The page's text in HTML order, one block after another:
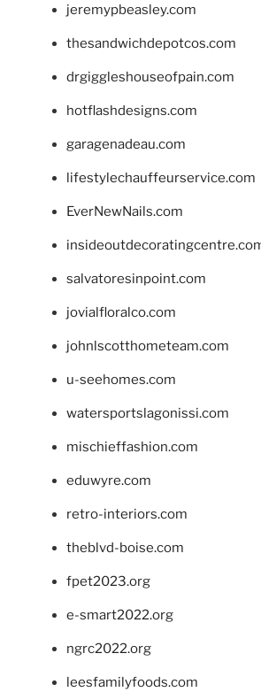
jeremypbeasley.com
thesandwichdepotcos.com
drgiggleshouseofpain.com
hotflashdesigns.com
garagenadeau.com
lifestylechauffeurservice.com
EverNewNails.com
salvatoresinpoint.com
jovialfloralco.com
johnlscotthometeam.com
u-seehomes.com
watersportslagonissi.com
mischieffashion.com
eduwyre.com
retro-interiors.com
theblvd-boise.com
fpet2023.org
e-smart2022.org
ngrc2022.org
leesfamilyfoods.com